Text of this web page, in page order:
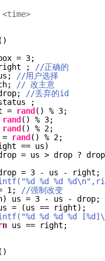
= 3;
;
//正确的
//用户选择
// 改主意
//丢弃的id
;
=
rand () % 3;
rand () % 3;
rand () % 2;
rand () % 2;
== us)
= us > drop ?
= 3 - us - right;
%d %d
1;
//强制改变
us = 3 - us - drop;
= (us == right);
%d %d %d
us == right;